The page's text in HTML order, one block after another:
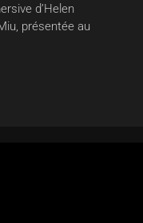
d’Helen
présentée au